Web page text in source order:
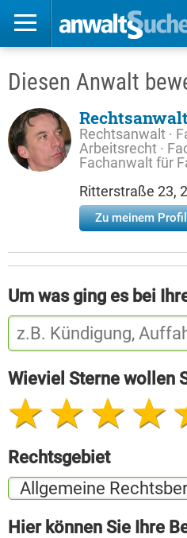
Diesen Anwalt
Rechtsanwalt ·
Arbeitsrecht ·
Fachanwalt für
Ritterstraße 23,
Zu meinem Profil
Um was ging es bei
Wieviel Sterne wollen
Rechtsgebiet
Hier können Sie Ihre